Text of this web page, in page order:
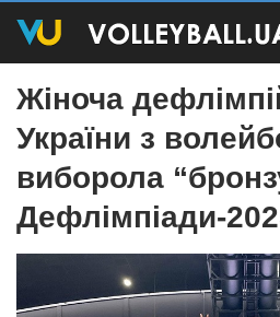
Жіноча
України з
виборола
Дефлімпіади-